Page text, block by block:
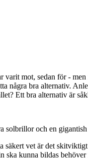
varit mot, sedan för -
några bra alternativ.
Ett bra alternativ är
solbrillor och en
vet är det
ska kunna bildas